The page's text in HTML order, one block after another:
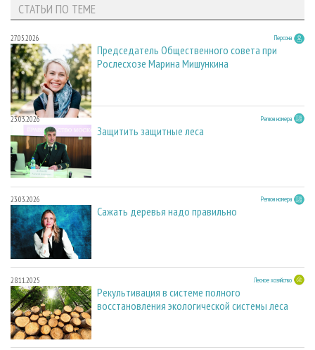
СТАТЬИ ПО ТЕМЕ
27.05.2026 Персона
Председатель Общественного совета при
Рослесхозе Марина Мишункина
23.03.2026 Регион номера
Защитить защитные леса
23.03.2026 Регион номера
Сажать деревья надо правильно
28.11.2025 Лесное хозяйство
Рекультивация в системе полного
восстановления экологической системы леса